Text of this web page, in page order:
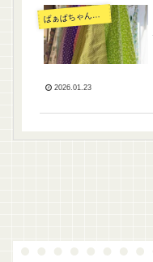
ばぁばちゃんの手仕事
2026.01.23